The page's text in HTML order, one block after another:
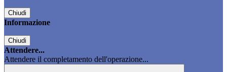
Chiudi
Informazione
Chiudi
Attendere...
Attendere il completamento dell'operazione...